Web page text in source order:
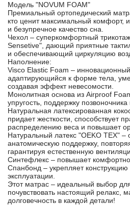
Модель "NOVUM FOAM"
Премиальный ортопедический
кто ценит максимальный комфорт,
и безупречное качество сна.
Чехол – суперкомфортный
Sensetive", дающий приятные
и обеспечивающий циркуляцию
Наполнение:
Visco Elastic Foam –
адаптирующийся к форме тела,
создавая эффект невесомости.
Монолитная основа из Airproof
упругость, поддержку позвоночника
Натуральная латексированная
придает жесткости, способствует
распределению веса и повышает
Натуральный латекс "OEKO TEX" –
анатомическую поддержку,
гарантируя естественную
Синтефлекс – повышает
Спанбонд – укрепляет
эксплуатации.
Этот матрас – идеальный выбор
почувствовать настоящий релакс,
долговечность в каждой детали!